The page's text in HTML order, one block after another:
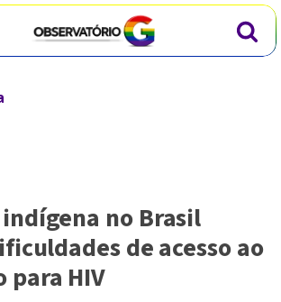
no Brasil
de acesso ao
HIV